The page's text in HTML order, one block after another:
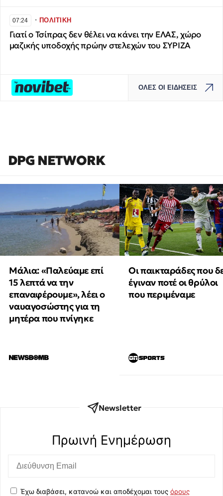
07:24 ∙ΠΟΛΙΤΙΚΗ
Γιατί ο Τσίπρας δεν θέλει να κάνει την ΕΛΑΣ, χώρο
μαζικής υποδοχής πρώην στελεχών του ΣΥΡΙΖΑ
ΟΛΕΣ ΟΙ ΕΙΔΗΣΕΙΣ
DPG NETWORK
Μάλια: «Παλεύαμε επί
15 λεπτά να την
επαναφέρουμε», λέει ο
ναυαγοσώστης για τη
μητέρα που πνίγηκε
Οι παικταράδες που
έγιναν ποτέ οι θρύλοι
που περιμέναμε
Newsletter
Πρωινή Eνημέρωση
Έχω διαβάσει, κατανοώ και αποδέχομαι τους όρους